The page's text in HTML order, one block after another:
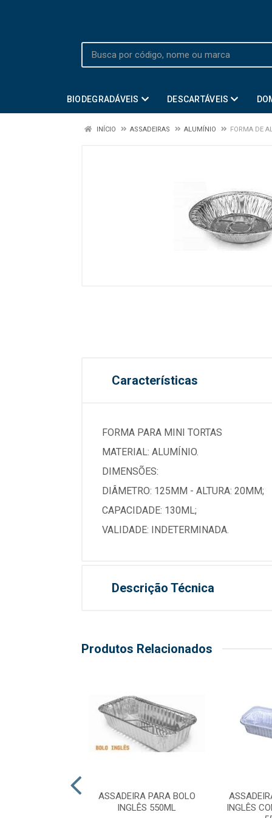
BIODEGRADÁVEIS DESCARTÁVEIS
INÍCIO ASSADEIRAS ALUMÍNIO FORMA DE
Características
FORMA PARA MINI TORTAS
MATERIAL: ALUMÍNIO.
DIMENSÕES:
DIÂMETRO: 125MM - ALTURA: 20MM;
CAPACIDADE: 130ML;
VALIDADE: INDETERMINADA.
Descrição Técnica
Produtos Relacionados
ASSADEIRA PARA BOLO
INGLÊS 550ML
INGLÊS